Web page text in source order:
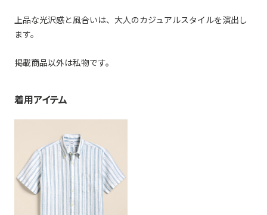
上品な光沢感と風合いは、大人のカジュアルスタイルを演出し
ます。
掲載商品以外は私物です。
着用アイテム